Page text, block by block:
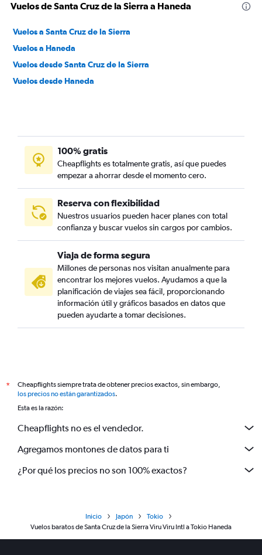
Vuelos de Santa Cruz de la Sierra a Haneda
Vuelos a Santa Cruz de la Sierra
Vuelos a Haneda
Vuelos desde Santa Cruz de la Sierra
Vuelos desde Haneda
100% gratis
Cheapflights es totalmente gratis, así que puedes
empezar a ahorrar desde el momento cero.
Reserva con flexibilidad
Nuestros usuarios pueden hacer planes con total
confianza y buscar vuelos sin cargos por cambios.
Viaja de forma segura
Millones de personas nos visitan anualmente para
encontrar los mejores vuelos. Ayudamos a que la
planificación de viajes sea fácil, proporcionando
información útil y gráficos basados en datos que
pueden ayudarte a tomar decisiones.
*
Cheapflights siempre trata de obtener precios exactos, sin embargo,
los precios no están garantizados.
Esta es la razón:
Cheapflights no es el vendedor.
Agregamos montones de datos para ti
¿Por qué los precios no son 100% exactos?
Inicio Japón
Tokio
Vuelos baratos de Santa Cruz de la Sierra Viru Viru Intl a Tokio Haneda